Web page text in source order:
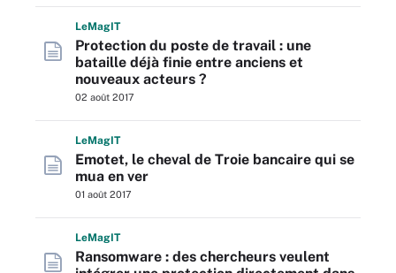
LeMagIT
Protection du poste de travail : une
bataille déjà finie entre anciens et
nouveaux acteurs ?
02 août 2017
LeMagIT
Emotet, le cheval de Troie bancaire qui se
mua en ver
01 août 2017
LeMagIT
Ransomware : des chercheurs veulent